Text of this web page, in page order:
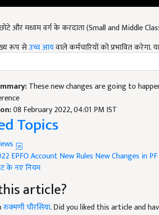
वाले कर्मचारियों को प्रभावित
कोई फर्क नहीं पड़ेगा.
These new changes are going to
08 February 2022, 04:01 PM IST
Topics
EPFO Account New Rules
के नए नियम
article?
रुक्मणी चौरसिया. Did you liked this article and
and feedback.